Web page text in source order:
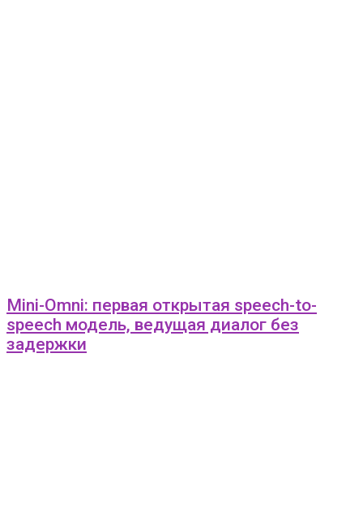
Mini-Omni: первая открытая speech-to-
speech модель, ведущая диалог без
задержки